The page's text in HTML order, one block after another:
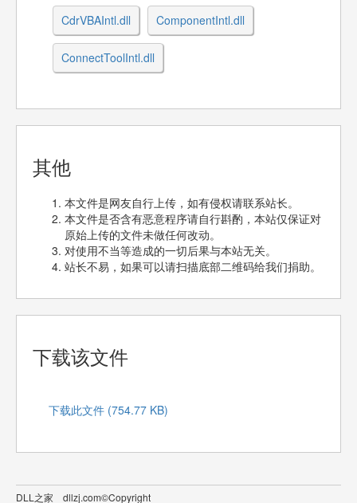
CdrVBAIntl.dll ComponentIntl.dll
ConnectToolIntl.dll
其他
本文件是网友自行上传，如有侵权请联系站长。
本文件是否含有恶意程序请自行斟酌，本站仅保证对
原始上传的文件未做任何改动。
对使用不当等造成的一切后果与本站无关。
站长不易，如果可以请扫描底部二维码给我们捐助。
下载该文件
下载此文件 (754.77 KB)
DLL之家 dllzj.com©Copyright